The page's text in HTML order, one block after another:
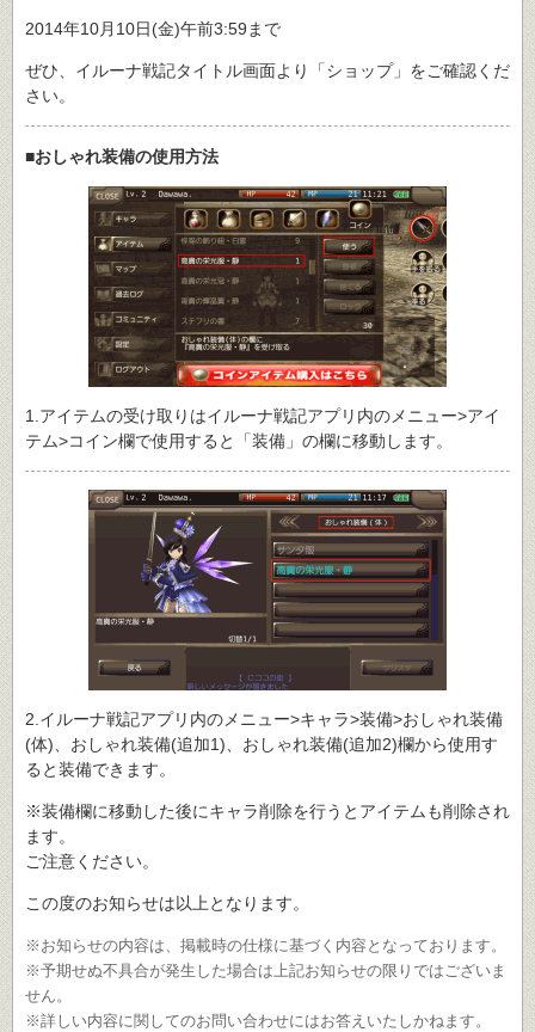
2014年10月10日(金)午前3:59まで
ぜひ、イルーナ戦記タイトル画面より「ショップ」をご確認くだ
さい。
■おしゃれ装備の使用方法
1.アイテムの受け取りはイルーナ戦記アプリ内のメニュー>アイ
テム>コイン欄で使用すると「装備」の欄に移動します。
2.イルーナ戦記アプリ内のメニュー>キャラ>装備>おしゃれ装備
(体)、おしゃれ装備(追加1)、おしゃれ装備(追加2)欄から使用す
ると装備できます。
※装備欄に移動した後にキャラ削除を行うとアイテムも削除され
ます。
ご注意ください。
この度のお知らせは以上となります。
※お知らせの内容は、掲載時の仕様に基づく内容となっております。
※予期せぬ不具合が発生した場合は上記お知らせの限りではございま
せん。
※詳しい内容に関してのお問い合わせにはお答えいたしかねます。